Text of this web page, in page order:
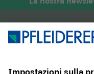
PRODOTTI